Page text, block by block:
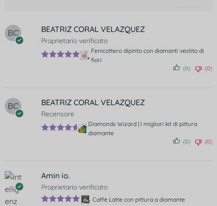
BEATRIZ CORAL VELAZQUEZ
Proprietario verificato
Fenicottero dipinto con diamanti vestito di
fiori
(0) (0)
BEATRIZ CORAL VELAZQUEZ
Recensore
Diamonds Wizard | I migliori kit di pittura
diamante
(0) (0)
Amin io.
Proprietario verificato
Caffè Latte con pittura a diamante